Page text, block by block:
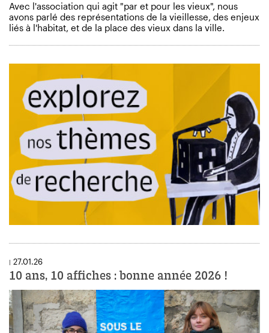
Avec l'association qui agit "par et pour les vieux", nous
avons parlé des représentations de la vieillesse, des enjeux
liés à l'habitat, et de la place des vieux dans la ville.
| 27.01.26
10 ans, 10 affiches : bonne année 2026 !